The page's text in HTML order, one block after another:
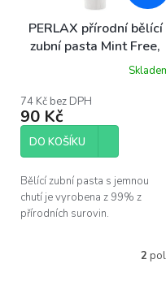
PERLAX přírodní bělící
zubní pasta Mint Free,
74 Kč bez DPH
90 Kč
DO KOŠÍKU
Bělící zubní pasta s jemnou
chutí je vyrobena z 99% z
přírodních surovin.
2